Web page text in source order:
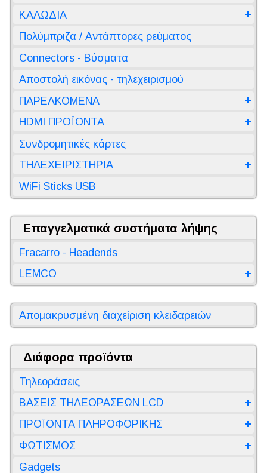
ΚΑΛΩΔΙΑ
Πολύμπριζα / Αντάπτορες ρεύματος
Connectors - Βύσματα
Αποστολή εικόνας - τηλεχειρισμού
ΠΑΡΕΛΚΟΜΕΝΑ
HDMI ΠΡΟΪΟΝΤΑ
Συνδρομητικές κάρτες
ΤΗΛΕΧΕΙΡΙΣΤΗΡΙΑ
WiFi Sticks USB
Επαγγελματικά συστήματα λήψης
Fracarro - Headends
LEMCO
Απομακρυσμένη διαχείριση κλειδαρειών
Διάφορα προϊόντα
Τηλεοράσεις
ΒΑΣΕΙΣ ΤΗΛΕΟΡΑΣΕΩΝ LCD
ΠΡΟΪΟΝΤΑ ΠΛΗΡΟΦΟΡΙΚΗΣ
ΦΩΤΙΣΜΟΣ
Gadgets